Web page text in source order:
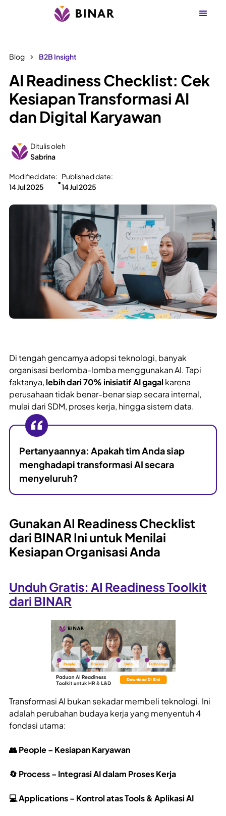
Blog B2B Insight
AI Readiness Checklist: Cek
Kesiapan Transformasi AI
dan Digital Karyawan
Ditulis oleh
Sabrina
Modified date:
14 Jul 2025
•
Published date:
14 Jul 2025
Di tengah gencarnya adopsi teknologi, banyak
organisasi berlomba-lomba menggunakan AI. Tapi
faktanya, lebih dari 70% inisiatif AI gagal karena
perusahaan tidak benar-benar siap secara internal,
mulai dari SDM, proses kerja, hingga sistem data.
Pertanyaannya: Apakah tim Anda siap
menghadapi transformasi AI secara
menyeluruh?
Gunakan AI Readiness Checklist
dari BINAR Ini untuk Menilai
Kesiapan Organisasi Anda
Unduh Gratis: AI Readiness Toolkit
dari BINAR
Transformasi AI bukan sekadar membeli teknologi. Ini
adalah perubahan budaya kerja yang menyentuh 4
fondasi utama:
👥 People – Kesiapan Karyawan
🔄 Process – Integrasi AI dalam Proses Kerja
💻 Applications – Kontrol atas Tools & Aplikasi AI